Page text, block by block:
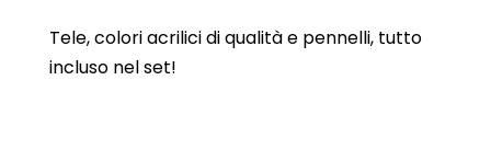
Tele, colori acrilici di qualità e pennelli, tutto
incluso nel set!